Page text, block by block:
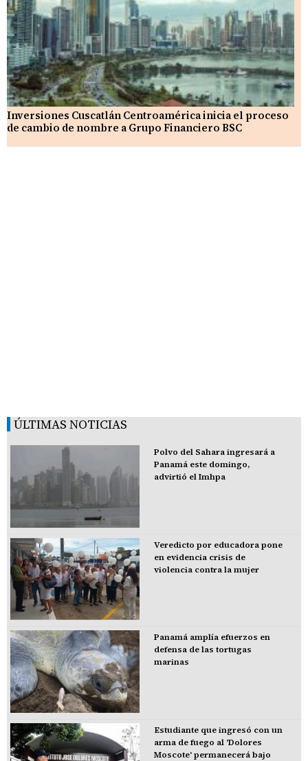
Inversiones Cuscatlán Centroamérica inicia el proceso
de cambio de nombre a Grupo Financiero BSC
ÚLTIMAS NOTICIAS
Polvo del Sahara ingresará a
Panamá este domingo,
advirtió el Imhpa
Veredicto por educadora pone
en evidencia crisis de
violencia contra la mujer
Panamá amplía efuerzos en
defensa de las tortugas
marinas
Estudiante que ingresó con un
arma de fuego al 'Dolores
Moscote' permanecerá bajo